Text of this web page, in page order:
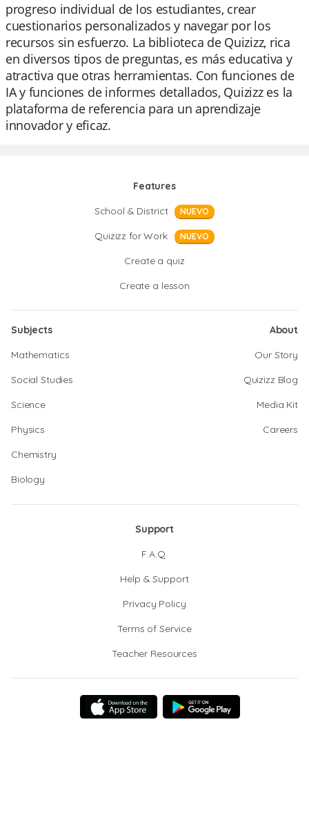
progreso individual de los estudiantes, crear
cuestionarios personalizados y navegar por los
recursos sin esfuerzo. La biblioteca de Quizizz, rica
en diversos tipos de preguntas, es más educativa y
atractiva que otras herramientas. Con funciones de
IA y funciones de informes detallados, Quizizz es la
plataforma de referencia para un aprendizaje
innovador y eficaz.
Features
School & District
NUEVO
Quizizz for Work NUEVO
Create a quiz
Create a lesson
Subjects
Mathematics
Social Studies
Science
Physics
Chemistry
Biology
About
Our Story
Quizizz Blog
Media Kit
Careers
Support
F.A.Q.
Help & Support
Privacy Policy
Terms of Service
Teacher Resources